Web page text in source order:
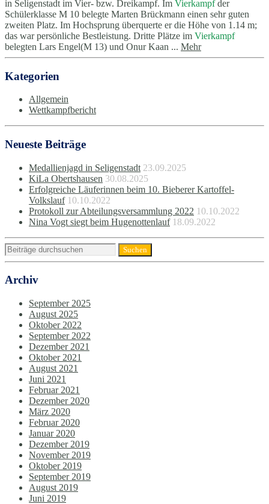
in Seligenstadt im Vier- bzw. Dreikampf. Im Vierkampfder
Schülerklasse M 10 belegte Marten Brückmann einen sehr guten
zweiten Platz. Im Hochsprung überquerte er die Höhe von 1.14 m;
das war persönliche Bestleistung. Dritte Plätze im Vierkampf
belegten Lars Engel(M 13) und Onur Kaan ... Mehr
Kategorien
Allgemein
Wettkampfbericht
Neueste Beiträge
Medallienjagd in Seligenstadt 23.09.2025
KiLa Obertshausen 30.08.2025
Erfolgreiche Läuferinnen beim 10. Bieberer Kartoffel-
Volkslauf 10.10.2022
Protokoll zur Abteilungsversammlung 2022 10.10.2022
Nina Vogt siegt beim Hugenottenlauf 18.09.2022
Archiv
September 2025
August 2025
Oktober 2022
September 2022
Dezember 2021
Oktober 2021
August 2021
Juni 2021
Februar 2021
Dezember 2020
März 2020
Februar 2020
Januar 2020
Dezember 2019
November 2019
Oktober 2019
September 2019
August 2019
Juni 2019